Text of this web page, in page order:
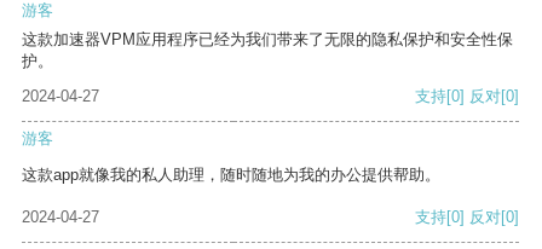
游客
这款加速器VPM应用程序已经为我们带来了无限的隐私保护和安全性保
护。
2024-04-27
支持[0] 反对[0]
游客
这款app就像我的私人助理，随时随地为我的办公提供帮助。
2024-04-27 支持[0] 反对[0]